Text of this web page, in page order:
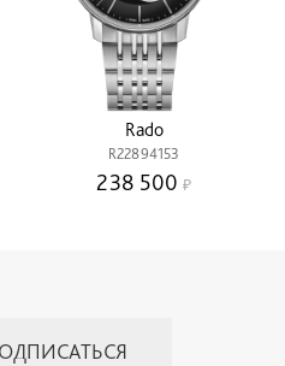
Rado
R22894153
238 500